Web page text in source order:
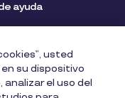
ayuda
Política de cookies
de Denuncia
usted
su dispositivo
el uso del